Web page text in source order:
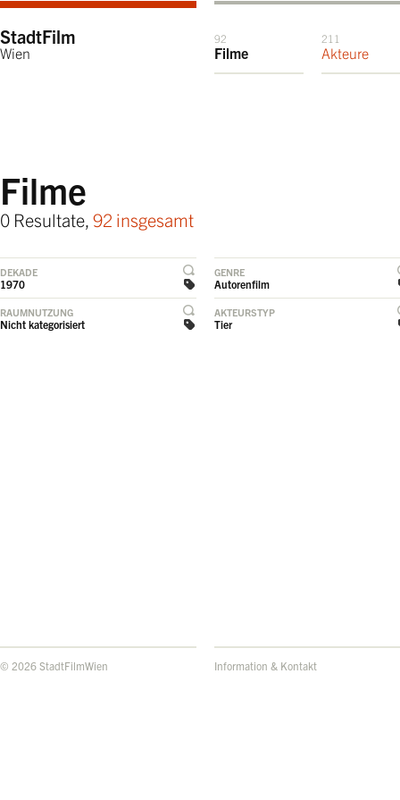
StadtFilm
Wien
92
Filme
211
Akteure
Filme
0 Resultate, 92 insgesamt
DEKADE
1970
GENRE
Autorenfilm
RAUMNUTZUNG
Nicht kategorisiert
AKTEURSTYP
Tier
© 2026 StadtFilmWien Information & Kontakt